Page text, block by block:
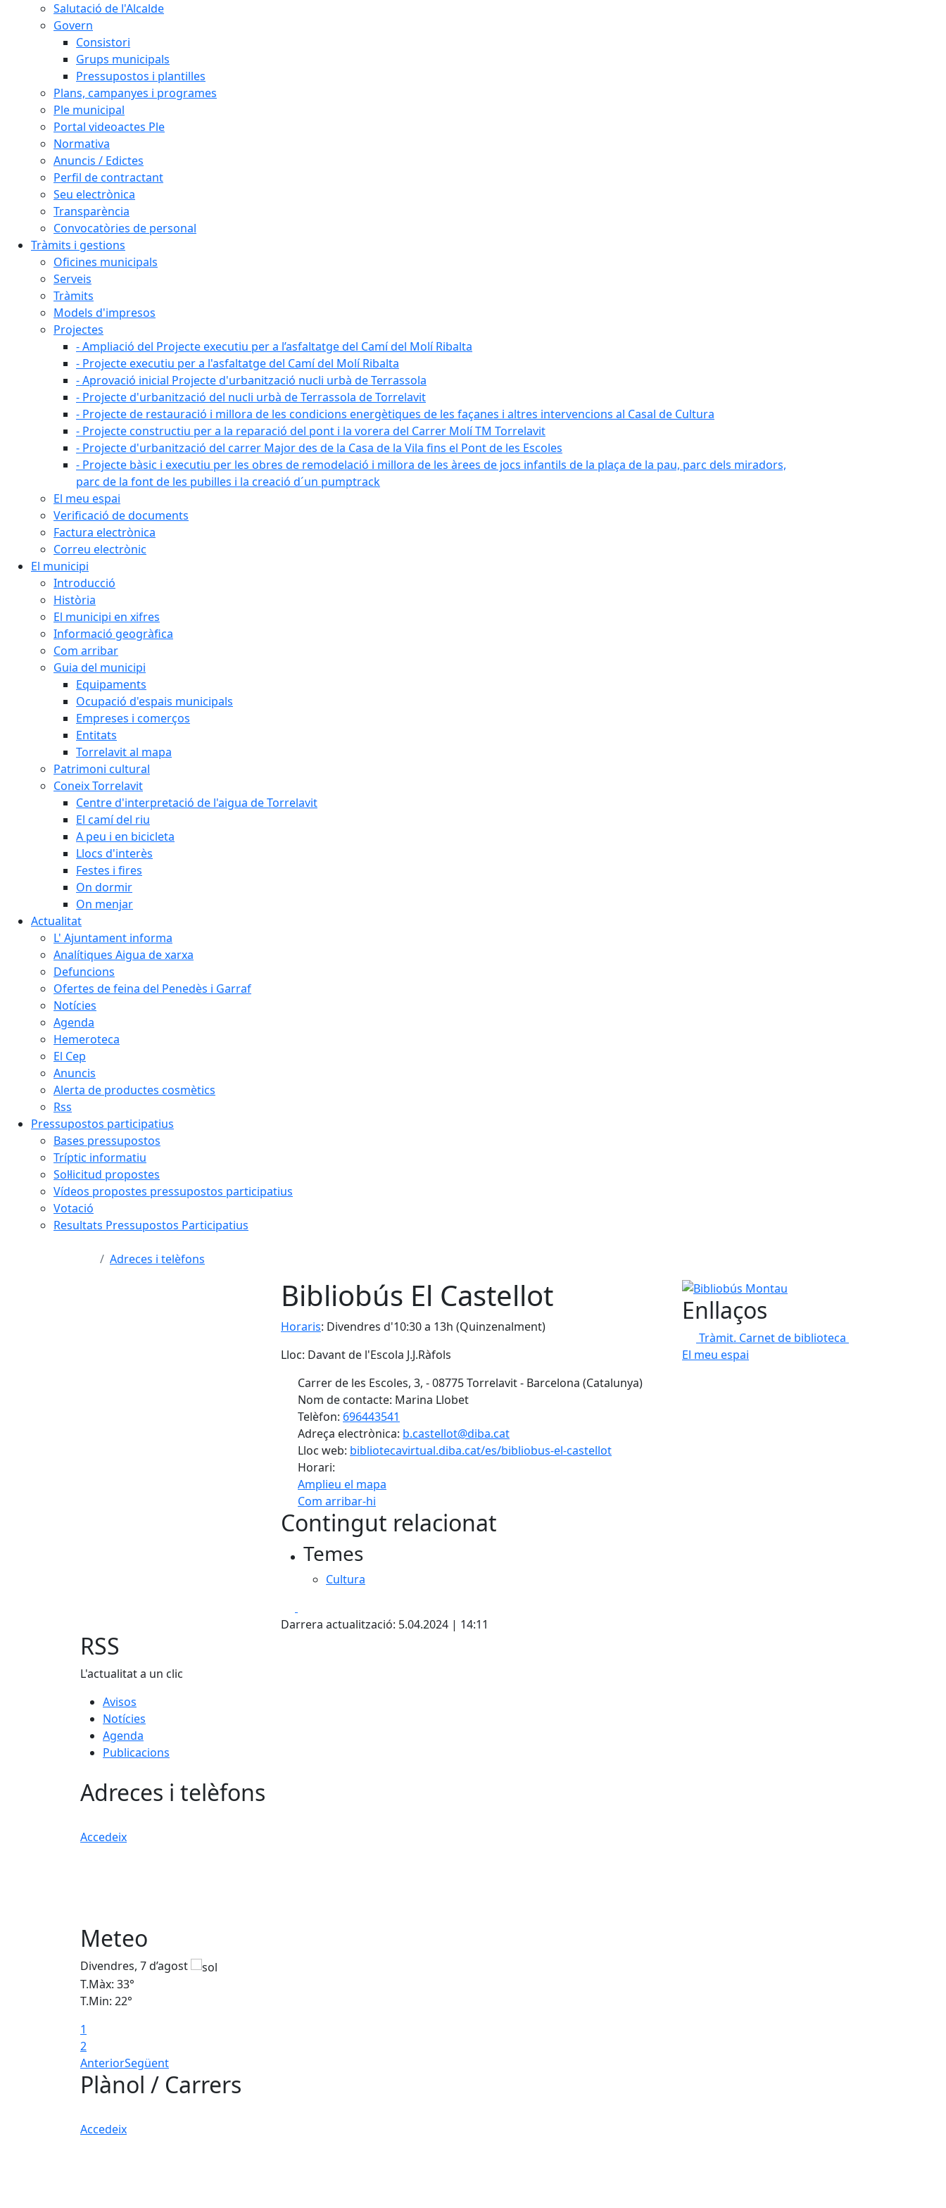
Salutació de l'Alcalde
Govern
Consistori
Grups municipals
Pressupostos i plantilles
Plans, campanyes i programes
Ple municipal
Portal videoactes Ple
Normativa
Anuncis / Edictes
Perfil de contractant
Seu electrònica
Transparència
Convocatòries de personal
Tràmits i gestions
Oficines municipals
Serveis
Tràmits
Models d'impresos
Projectes
- Ampliació del Projecte executiu per a l’asfaltatge del Camí del Molí Ribalta
- Projecte executiu per a l'asfaltatge del Camí del Molí Ribalta
- Aprovació inicial Projecte d'urbanització nucli urbà de Terrassola
- Projecte d'urbanització del nucli urbà de Terrassola de Torrelavit
- Projecte de restauració i millora de les condicions energètiques de les façanes i altres intervencions al Casal de Cultura
- Projecte constructiu per a la reparació del pont i la vorera del Carrer Molí TM Torrelavit
- Projecte d'urbanització del carrer Major des de la Casa de la Vila fins el Pont de les Escoles
- Projecte bàsic i executiu per les obres de remodelació i millora de les àrees de jocs infantils de la plaça de la pau, parc dels miradors,
parc de la font de les pubilles i la creació d´un pumptrack
El meu espai
Verificació de documents
Factura electrònica
Correu electrònic
El municipi
Introducció
Història
El municipi en xifres
Informació geogràfica
Com arribar
Guia del municipi
Equipaments
Ocupació d'espais municipals
Empreses i comerços
Entitats
Torrelavit al mapa
Patrimoni cultural
Coneix Torrelavit
Centre d'interpretació de l'aigua de Torrelavit
El camí del riu
A peu i en bicicleta
Llocs d'interès
Festes i fires
On dormir
On menjar
Actualitat
L' Ajuntament informa
Analítiques Aigua de xarxa
Defuncions
Ofertes de feina del Penedès i Garraf
Notícies
Agenda
Hemeroteca
El Cep
Anuncis
Alerta de productes cosmètics
Rss
Pressupostos participatius
Bases pressupostos
Tríptic informatiu
Sol·licitud propostes
Vídeos propostes pressupostos participatius
Votació
Resultats Pressupostos Participatius
Adreces i telèfons
Bibliobús El Castellot
Horaris: Divendres d'10:30 a 13h (Quinzenalment)
Lloc: Davant de l'Escola J.J.Ràfols
Carrer de les Escoles, 3, - 08775 Torrelavit - Barcelona (Catalunya)
Nom de contacte: Marina Llobet
Telèfon: 696443541
Adreça electrònica: b.castellot@diba.cat
Lloc web: bibliotecavirtual.diba.cat/es/bibliobus-el-castellot
Horari:
Amplieu el mapa
Com arribar-hi
+
−
Contingut relacionat
Temes
Cultura
Darrera actualització: 5.04.2024 | 14:11
Bibliobús Montau
Enllaços
Tràmit. Carnet de biblioteca
El meu espai
RSS
L'actualitat a un clic
Avisos
Notícies
Agenda
Publicacions
Adreces i telèfons
Accedeix
Meteo
Divendres, 7 d’agost
T.Màx: 33°
T.Min: 22°
1
2
AnteriorSegüent
Plànol / Carrers
Accedeix